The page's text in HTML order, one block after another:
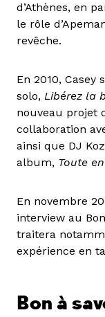
d’Athènes, en
le rôle
revêche.
En 2010,
solo, Libérez la
nouveau projet
collaboration
ainsi que DJ
album, Toute
En novembre
interview au
traitera
expérience en
Bon à